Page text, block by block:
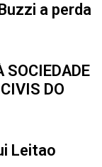
a perda
SOCIEDADE
DO
Leitao